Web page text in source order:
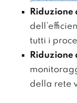
Riduzione
tutti i
Riduzione
della rete